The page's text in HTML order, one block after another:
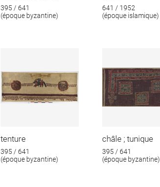
395 / 641
(époque byzantine)
641 / 1952
(époque islamique)
tenture
395 / 641
(époque byzantine)
châle ; tunique
395 / 641
(époque byzantine)